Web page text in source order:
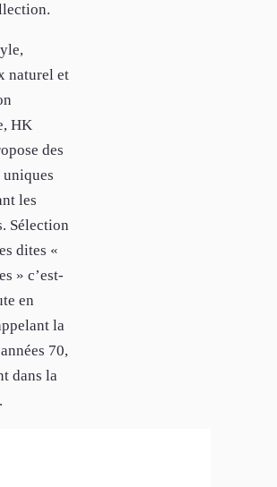
naturel et
HK
des
les
Sélection
dites «
» c’est-
en
la
70,
dans la